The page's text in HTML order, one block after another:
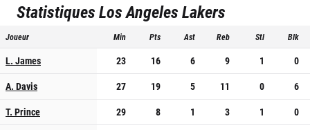
StatistiquesLos Angeles Lakers
Joueur Min Pts Ast Reb Stl Blk
L. James 23 16 6 9 1
0
A. Davis
27 19 5 11 0
6
T. Prince
29 8 1 3 1
0